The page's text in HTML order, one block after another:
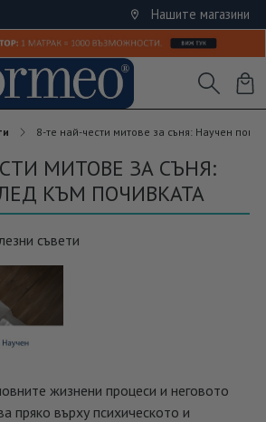
Нашите магазини
8-те най-чести митове за съня: Научен
МИТОВЕ ЗА СЪНЯ:
КЪМ ПОЧИВКАТА
съвети
жизнени процеси и неговото
пряко върху психическото и